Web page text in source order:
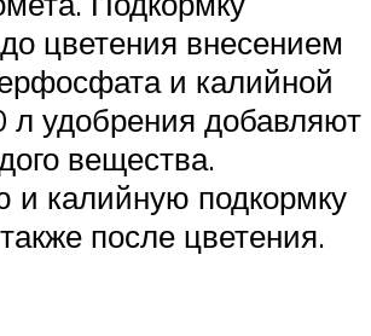
цветения внесением
и калийной
л удобрения добавляют
вещества.
калийную подкормку
после цветения.